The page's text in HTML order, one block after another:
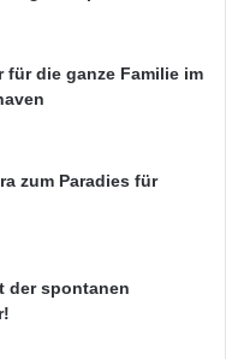
für die ganze Familie im
zum Paradies für
der spontanen